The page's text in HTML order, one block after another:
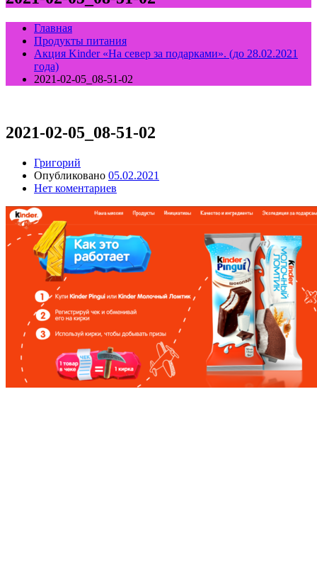
Главная
Продукты питания
Акция Kinder «На север за подарками». (до 28.02.2021
года)
2021-02-05_08-51-02
2021-02-05_08-51-02
Григорий
Опубликовано 05.02.2021
Нет коментариев